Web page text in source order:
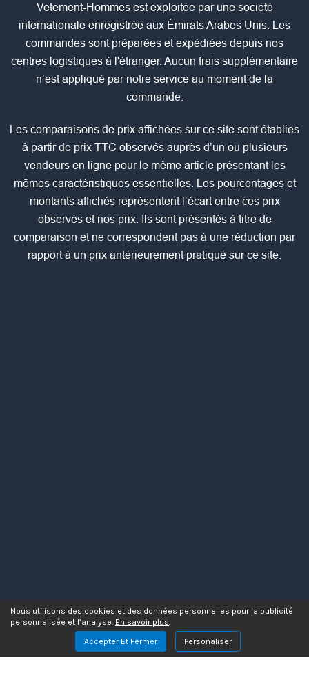
Vetement-Hommes est exploitée par une société
internationale enregistrée aux Émirats Arabes Unis. Les
commandes sont préparées et expédiées depuis nos
centres logistiques à l'étranger. Aucun frais supplémentaire
n’est appliqué par notre service au moment de la
commande.
Les comparaisons de prix affichées sur ce site sont établies
à partir de prix TTC observés auprès d’un ou plusieurs
vendeurs en ligne pour le même article présentant les
mêmes caractéristiques essentielles. Les pourcentages et
montants affichés représentent l’écart entre ces prix
observés et nos prix. Ils sont présentés à titre de
comparaison et ne correspondent pas à une réduction par
rapport à un prix antérieurement pratiqué sur ce site.
Nous utilisons des cookies et des données personnelles pour la publicité
personnalisée et l’analyse. En savoir plus.
Accepter Et Fermer
Personaliser